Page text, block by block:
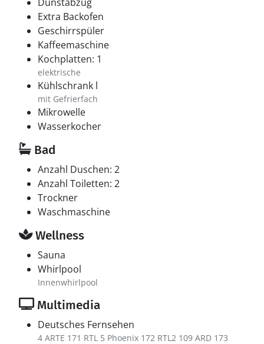
Extra Backofen
Geschirrspüler
Kaffeemaschine
Kochplatten: 1
elektrische
Kühlschrank l
mit Gefrierfach
Mikrowelle
Wasserkocher
Bad
Anzahl Duschen: 2
Anzahl Toiletten: 2
Trockner
Waschmaschine
Wellness
Sauna
Whirlpool
Innenwhirlpool
Multimedia
Deutsches Fernsehen
4 ARTE 171 RTL 5 Phoenix 172 RTL2 109 ARD 173